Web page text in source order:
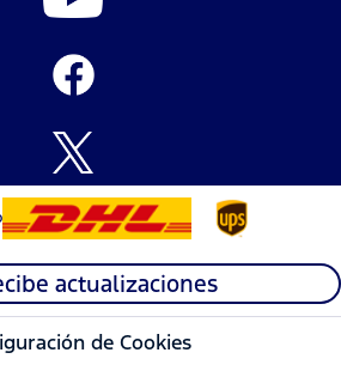
actualizaciones
de Cookies